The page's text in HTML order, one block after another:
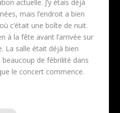
actuelle. J’y étais déjà
mais l’endroit a bien
c’était une boîte de nuit.
à la fête avant l’arrivée sur
La salle était déjà bien
beaucoup de fébrilité dans
le concert commence.